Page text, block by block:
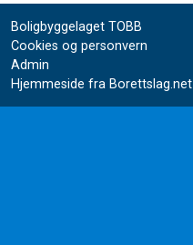
Boligbyggelaget TOBB
Cookies og personvern
Admin
Hjemmeside fra Borettslag.net